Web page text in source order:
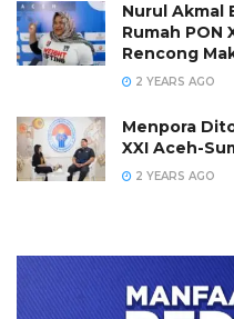
Nurul Akmal
Rumah PON
Rencong
2 YEARS AGO
Menpora
XXI Aceh-
2 YEARS AGO